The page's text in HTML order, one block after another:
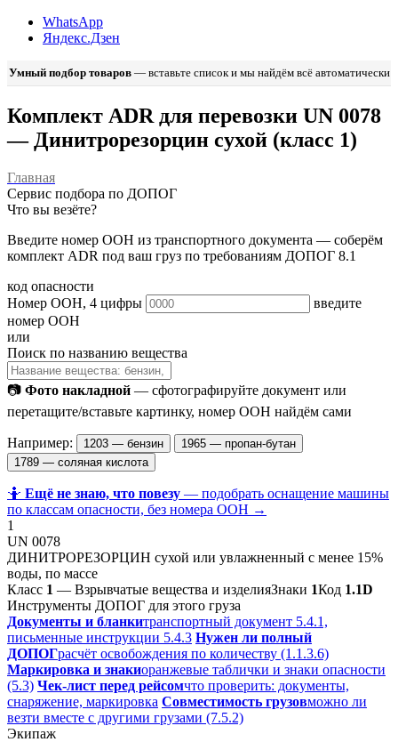
WhatsApp
Яндекс.Дзен
Умный подбор товаров— вставьте список и мы найдём всё автоматически
Комплект ADR для перевозки UN 0078
— Динитрорезорцин сухой (класс 1)
Главная
Сервис подбора по ДОПОГ
Что вы везёте?
Введите номер ООН из транспортного документа — соберём
комплект ADR под ваш груз по требованиям ДОПОГ 8.1
код опасности
Номер ООН, 4 цифры
введите
номер ООН
или
Поиск по названию вещества
📷 Фото накладной — сфотографируйте документ или
перетащите/вставьте картинку, номер ООН найдём сами
Например: 1203 — бензин
1965 — пропан-бутан
1789 — соляная кислота
🤷 Ещё не знаю, что повезу — подобрать оснащение машины
по классам опасности, без номера ООН →
1
UN 0078
ДИНИТРОРЕЗОРЦИН сухой или увлажненный с менее 15%
воды, по массе
Класс 1 — Взрывчатые вещества и изделияЗнаки 1Код 1.1D
Инструменты ДОПОГ для этого груза
Документы и бланкитранспортный документ 5.4.1,
письменные инструкции 5.4.3 Нужен ли полный
ДОПОГрасчёт освобождения по количеству (1.1.3.6)
Маркировка и знакиоранжевые таблички и знаки опасности
(5.3) Чек-лист перед рейсомчто проверить: документы,
снаряжение, маркировка Совместимость грузовможно ли
везти вместе с другими грузами (7.5.2)
Экипаж